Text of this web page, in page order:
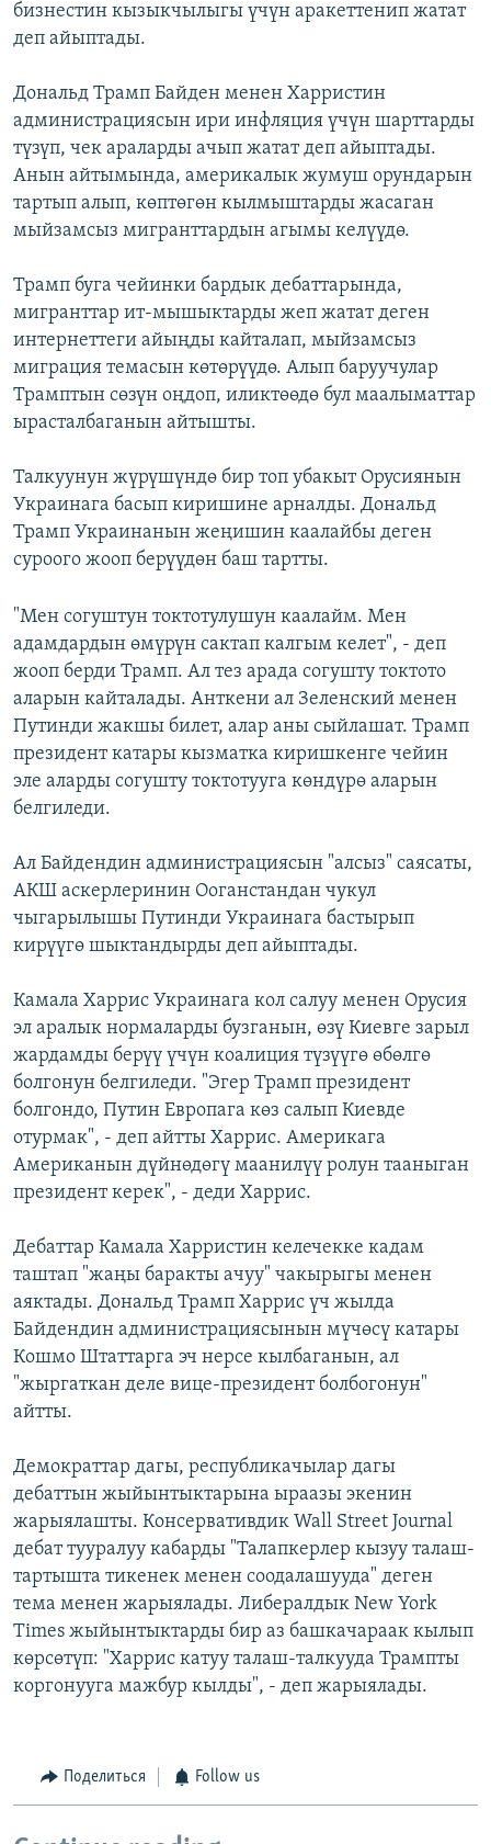
бизнестин кызыкчылыгы үчүн аракеттенип жатат
деп айыптады.
Дональд Трамп Байден менен Харристин
администрациясын ири инфляция үчүн шарттарды
түзүп, чек араларды ачып жатат деп айыптады.
Анын айтымында, америкалык жумуш орундарын
тартып алып, көптөгөн кылмыштарды жасаган
мыйзамсыз мигранттардын агымы келүүдө.
Трамп буга чейинки бардык дебаттарында,
мигранттар ит-мышыктарды жеп жатат деген
интернеттеги айыңды кайталап, мыйзамсыз
миграция темасын көтөрүүдө. Алып баруучулар
Трамптын сөзүн оңдоп, иликтөөдө бул маалыматтар
ырасталбаганын айтышты.
Талкуунун жүрүшүндө бир топ убакыт Орусиянын
Украинага басып киришине арналды. Дональд
Трамп Украинанын жеңишин каалайбы деген
суроого жооп берүүдөн баш тартты.
"Мен согуштун токтотулушун каалайм. Мен
адамдардын өмүрүн сактап калгым келет", - деп
жооп берди Трамп. Ал тез арада согушту токтото
аларын кайталады. Анткени ал Зеленский менен
Путинди жакшы билет, алар аны сыйлашат. Трамп
президент катары кызматка киришкенге чейин
эле аларды согушту токтотууга көндүрө аларын
белгиледи.
Ал Байдендин администрациясын "алсыз" саясаты,
АКШ аскерлеринин Ооганстандан чукул
чыгарылышы Путинди Украинага бастырып
кирүүгө шыктандырды деп айыптады.
Камала Харрис Украинага кол салуу менен Орусия
эл аралык нормаларды бузганын, өзү Киевге зарыл
жардамды берүү үчүн коалиция түзүүгө өбөлгө
болгонун белгиледи. "Эгер Трамп президент
болгондо, Путин Европага көз салып Киевде
отурмак", - деп айтты Харрис. Америкага
Американын дүйнөдөгү маанилүү ролун тааныган
президент керек", - деди Харрис.
Дебаттар Камала Харристин келечекке кадам
таштап "жаңы баракты ачуу" чакырыгы менен
аяктады. Дональд Трамп Харрис үч жылда
Байдендин администрациясынын мүчөсү катары
Кошмо Штаттарга эч нерсе кылбаганын, ал
"жыргаткан деле вице-президент болбогонун"
айтты.
Демократтар дагы, республикачылар дагы
дебаттын жыйынтыктарына ыраазы экенин
жарыялашты. Консервативдик Wall Street Journal
дебат тууралуу кабарды "Талапкерлер кызуу талаш-
тартышта тикенек менен соодалашууда" деген
тема менен жарыялады. Либералдык New York
Times жыйынтыктарды бир аз башкачараак кылып
көрсөтүп: "Харрис катуу талаш-талкууда Трампты
коргонууга мажбур кылды", - деп жарыялады.
Поделиться Follow us